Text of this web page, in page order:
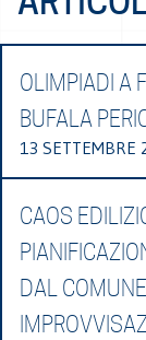
OLIMPIADI A
BUFALA
13 SETTEMBRE
CAOS
DAL